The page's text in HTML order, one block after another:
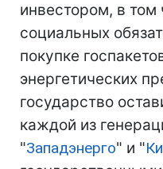
инвестором, в том
социальных
покупке
энергетических
государство
каждой из
"Западэнерго" и "